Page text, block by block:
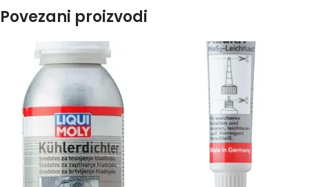
Povezani proizvodi